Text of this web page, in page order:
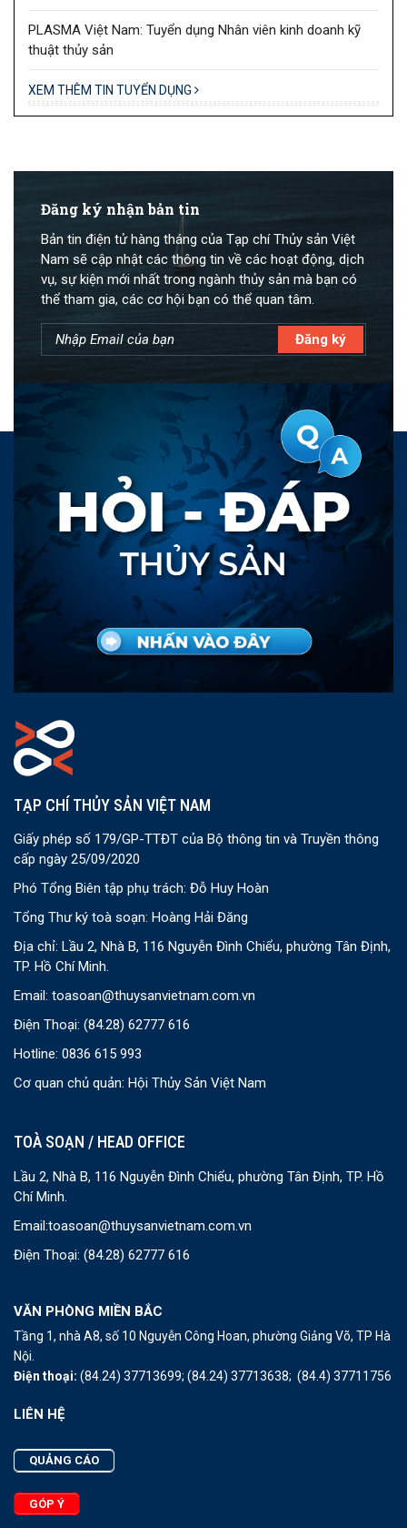
PLASMA Việt Nam: Tuyển dụng Nhân viên kinh doanh kỹ
thuật thủy sản
XEM THÊM TIN TUYỂN DỤNG
Đăng ký nhận bản tin
Bản tin điện tử hàng tháng của Tạp chí Thủy sản Việt
Nam sẽ cập nhật các thông tin về các hoạt động, dịch
vụ, sự kiện mới nhất trong ngành thủy sản mà bạn có
thể tham gia, các cơ hội bạn có thể quan tâm.
TẠP CHÍ THỦY SẢN VIỆT NAM
Giấy phép số 179/GP-TTĐT của Bộ thông tin và Truyền thông
cấp ngày 25/09/2020
Phó Tổng Biên tập phụ trách: Đỗ Huy Hoàn
Tổng Thư ký toà soạn: Hoàng Hải Đăng
Địa chỉ: Lầu 2, Nhà B, 116 Nguyễn Đình Chiểu, phường Tân Định,
TP. Hồ Chí Minh.
Email: toasoan@thuysanvietnam.com.vn
Điện Thoại: (84.28) 62777 616
Hotline: 0836 615 993
Cơ quan chủ quản: Hội Thủy Sản Việt Nam
TOÀ SOẠN / HEAD OFFICE
Lầu 2, Nhà B, 116 Nguyễn Đình Chiểu, phường Tân Định, TP. Hồ
Chí Minh.
Email:toasoan@thuysanvietnam.com.vn
Điện Thoại: (84.28) 62777 616
VĂN PHÒNG MIỀN BẮC
Tầng 1, nhà A8, số 10 Nguyễn Công Hoan, phường Giảng Võ, TP Hà
Nội.
Điện thoại: (84.24) 37713699; (84.24) 37713638; (84.4) 37711756
LIÊN HỆ
QUẢNG CÁO
GÓP Ý